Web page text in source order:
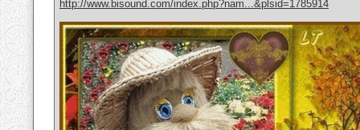
http://www.bisound.com/index.php?nam...&plsid=1785914